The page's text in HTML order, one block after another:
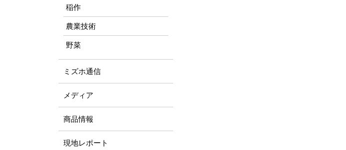
稲作
農業技術
野菜
ミズホ通信
メディア
商品情報
現地レポート